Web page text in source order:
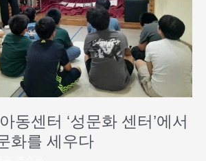
동센터 ‘성문화 센터’에서
화를 세우다